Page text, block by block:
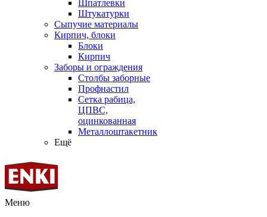
Шпатлевки
Штукатурки
Сыпучие материалы
Кирпич, блоки
Блоки
Кирпич
Заборы и ограждения
Столбы заборные
Профнастил
Сетка рабица,
ЦПВС,
оцинкованная
Металлоштакетник
Ещё
Меню